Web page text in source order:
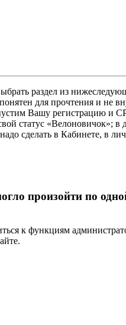
раздел из
для прочтения и
Вашу регистрацию и
статус «Велоновичок»;
сделать в Кабинете, в
произойти по
к функциям